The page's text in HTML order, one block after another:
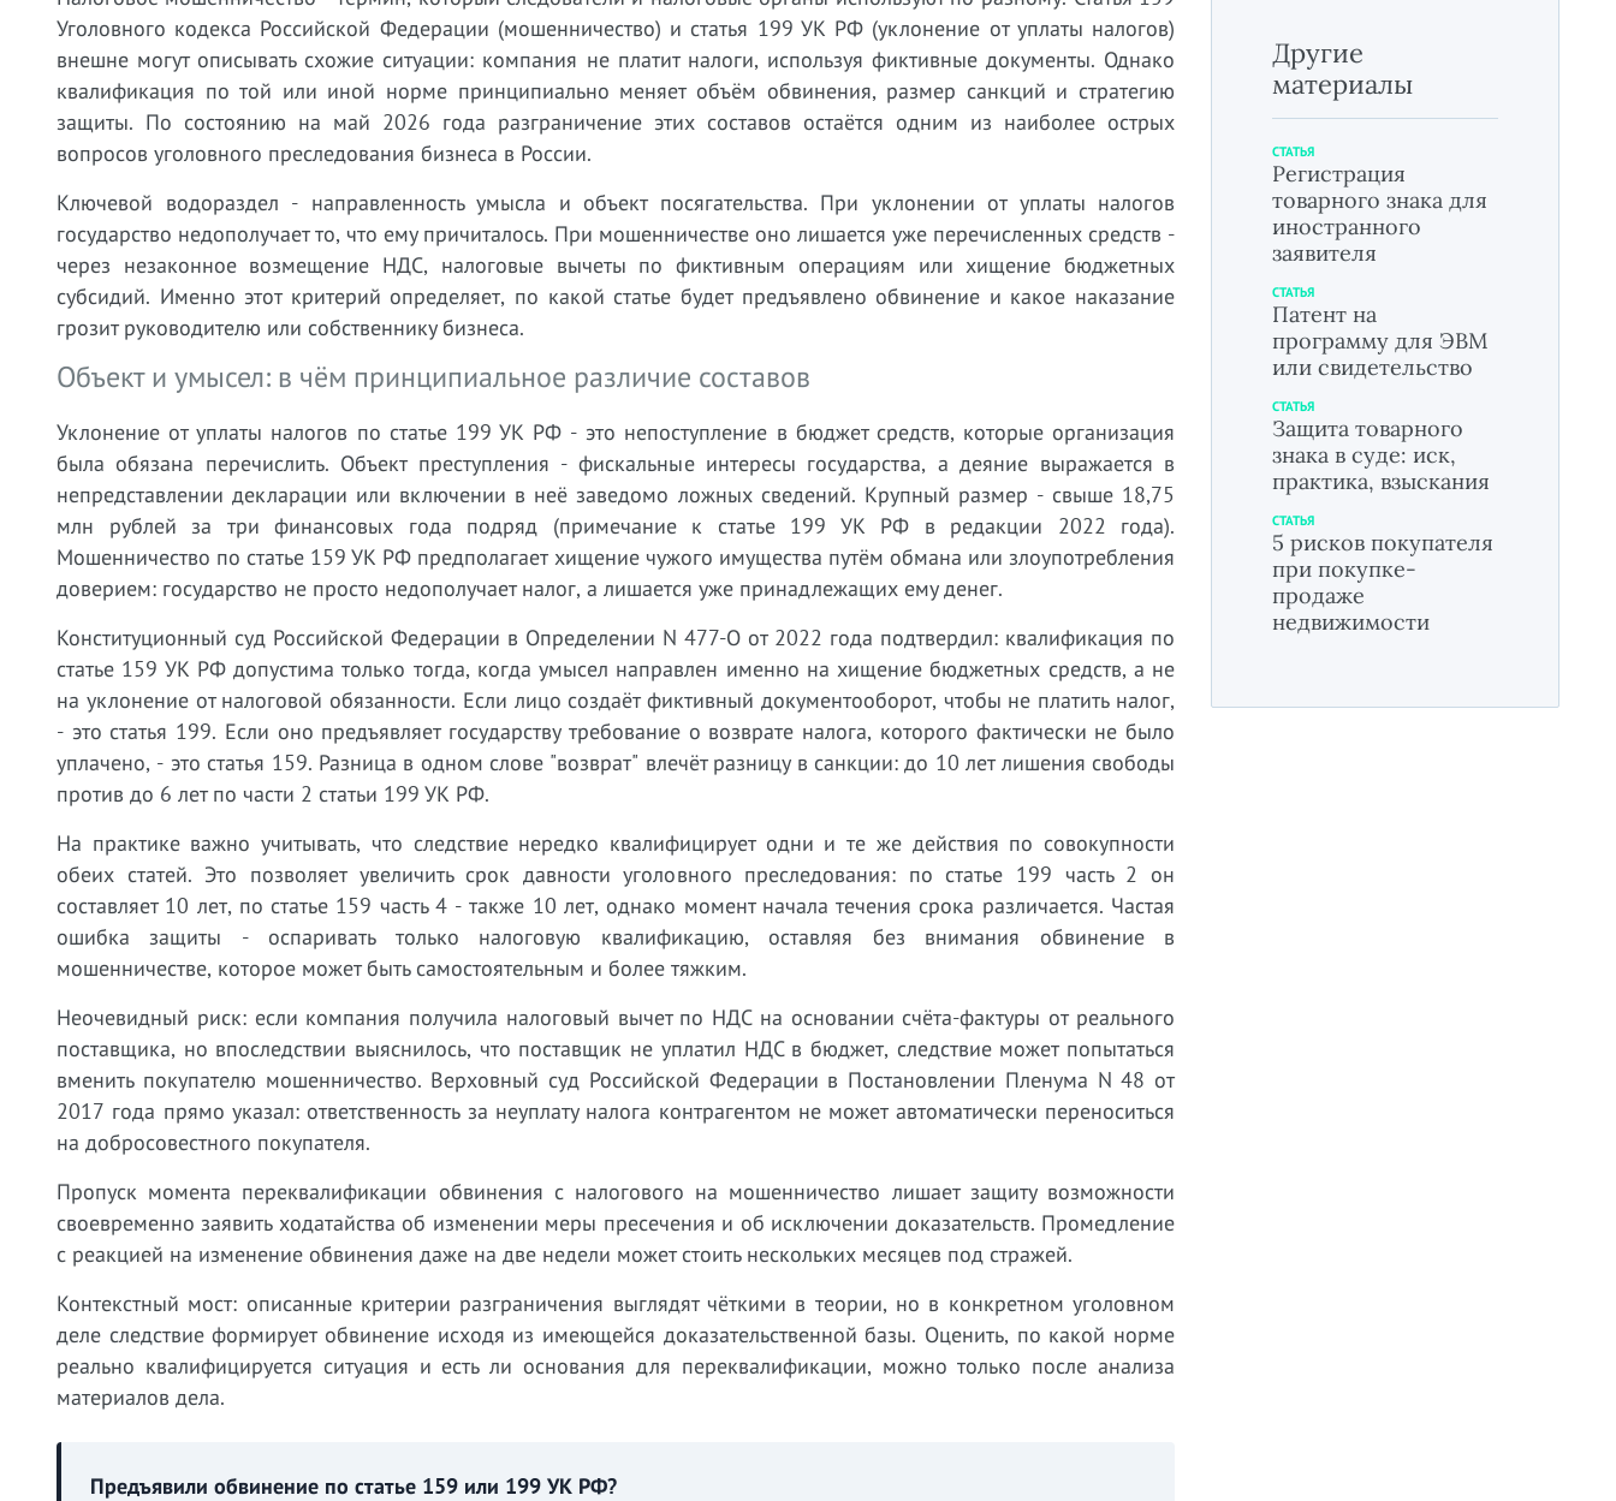
Уголовного кодекса Российской Федерации (мошенничество) и статья 199 УК РФ (уклонение от уплаты налогов)
внешне могут описывать схожие ситуации: компания не платит налоги, используя фиктивные документы. Однако
квалификация по той или иной норме принципиально меняет объём обвинения, размер санкций и стратегию
защиты. По состоянию на май 2026 года разграничение этих составов остаётся одним из наиболее острых
вопросов уголовного преследования бизнеса в России.
Ключевой водораздел - направленность умысла и объект посягательства. При уклонении от уплаты налогов
государство недополучает то, что ему причиталось. При мошенничестве оно лишается уже перечисленных средств -
через незаконное возмещение НДС, налоговые вычеты по фиктивным операциям или хищение бюджетных
субсидий. Именно этот критерий определяет, по какой статье будет предъявлено обвинение и какое наказание
грозит руководителю или собственнику бизнеса.
Объект и умысел: в чём принципиальное различие составов
Уклонение от уплаты налогов по статье 199 УК РФ - это непоступление в бюджет средств, которые организация
была обязана перечислить. Объект преступления - фискальные интересы государства, а деяние выражается в
непредставлении декларации или включении в неё заведомо ложных сведений. Крупный размер - свыше 18,75
млн рублей за три финансовых года подряд (примечание к статье 199 УК РФ в редакции 2022 года).
Мошенничество по статье 159 УК РФ предполагает хищение чужого имущества путём обмана или злоупотребления
доверием: государство не просто недополучает налог, а лишается уже принадлежащих ему денег.
Конституционный суд Российской Федерации в Определении N 477-О от 2022 года подтвердил: квалификация по
статье 159 УК РФ допустима только тогда, когда умысел направлен именно на хищение бюджетных средств, а не
на уклонение от налоговой обязанности. Если лицо создаёт фиктивный документооборот, чтобы не платить налог,
- это статья 199. Если оно предъявляет государству требование о возврате налога, которого фактически не было
уплачено, - это статья 159. Разница в одном слове "возврат" влечёт разницу в санкции: до 10 лет лишения свободы
против до 6 лет по части 2 статьи 199 УК РФ.
На практике важно учитывать, что следствие нередко квалифицирует одни и те же действия по совокупности
обеих статей. Это позволяет увеличить срок давности уголовного преследования: по статье 199 часть 2 он
составляет 10 лет, по статье 159 часть 4 - также 10 лет, однако момент начала течения срока различается. Частая
ошибка защиты - оспаривать только налоговую квалификацию, оставляя без внимания обвинение в
мошенничестве, которое может быть самостоятельным и более тяжким.
Неочевидный риск: если компания получила налоговый вычет по НДС на основании счёта-фактуры от реального
поставщика, но впоследствии выяснилось, что поставщик не уплатил НДС в бюджет, следствие может попытаться
вменить покупателю мошенничество. Верховный суд Российской Федерации в Постановлении Пленума N 48 от
2017 года прямо указал: ответственность за неуплату налога контрагентом не может автоматически переноситься
на добросовестного покупателя.
Пропуск момента переквалификации обвинения с налогового на мошенничество лишает защиту возможности
своевременно заявить ходатайства об изменении меры пресечения и об исключении доказательств. Промедление
с реакцией на изменение обвинения даже на две недели может стоить нескольких месяцев под стражей.
Контекстный мост: описанные критерии разграничения выглядят чёткими в теории, но в конкретном уголовном
деле следствие формирует обвинение исходя из имеющейся доказательственной базы. Оценить, по какой норме
реально квалифицируется ситуация и есть ли основания для переквалификации, можно только после анализа
материалов дела.
Предъявили обвинение по статье 159 или 199 УК РФ?
Другие
материалы
СТАТЬЯ
Регистрация
товарного знака для
иностранного
заявителя
СТАТЬЯ
Патент на
программу для ЭВМ
или свидетельство
СТАТЬЯ
Защита товарного
знака в суде: иск,
практика, взыскания
СТАТЬЯ
5 рисков покупателя
при покупке-
продаже
недвижимости